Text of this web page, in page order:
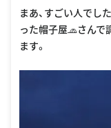
まあ、すごい人でし
った帽子屋🧢さんで
ます。